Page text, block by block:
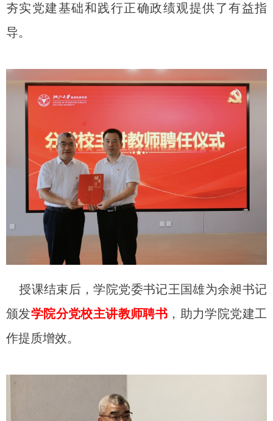
夯实党建基础和践行正确政绩观提供了有益指
导。
授课结束后，学院党委书记王国雄为余昶书记
颁发学院分党校主讲教师聘书 ，助力学院党建工
作提质增效。